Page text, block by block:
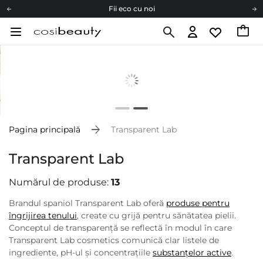
Fii eco cu noi
Pagina principală Transparent Lab
Transparent Lab
Numărul de produse: 13
Brandul spaniol Transparent Lab oferă produse pentru
îngrijirea tenului, create cu grijă pentru sănătatea pielii.
Conceptul de transparență se reflectă în modul în care
Transparent Lab cosmetics comunică clar listele de
ingrediente, pH-ul și concentrațiile substanțelor active.